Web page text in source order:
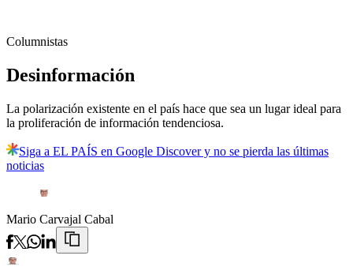
Columnistas
Desinformación
La polarización existente en el país hace que sea un lugar ideal para
la proliferación de información tendenciosa.
Siga a EL PAÍS en Google Discover y no se pierda las últimas
noticias
Mario Carvajal Cabal